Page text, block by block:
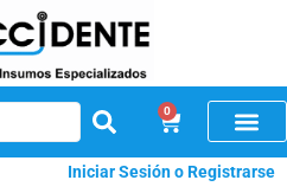
0
Iniciar Sesión o Registrarse